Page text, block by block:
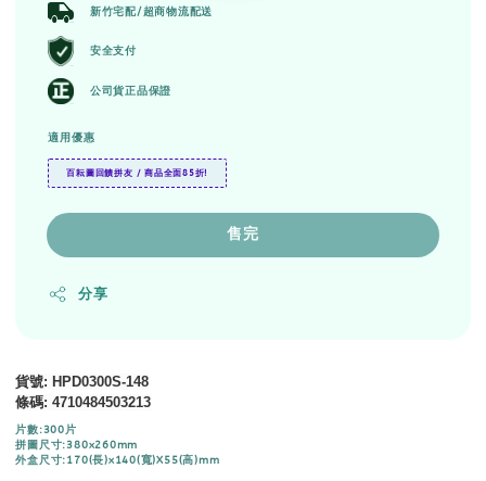
新竹宅配/超商物流配送
安全支付
公司貨正品保證
適用優惠
百耘圖回饋拼友 / 商品全面85折!
售完
分享
貨號: HPD0300S-148
條碼:4710484503213
片數:300片
拼圖尺寸:380x260mm
外盒尺寸:170(長)x140(寬)X55(高)mm